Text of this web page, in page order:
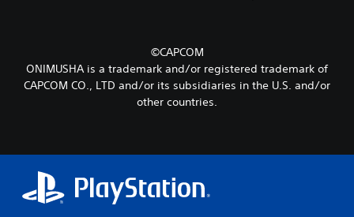
©CAPCOM
ONIMUSHA is a trademark and/or registered trademark of
CAPCOM CO., LTD and/or its subsidiaries in the U.S. and/or
other countries.